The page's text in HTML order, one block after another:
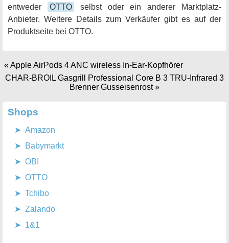
entweder
OTTO
selbst oder ein anderer Marktplatz-
Anbieter. Weitere Details zum Verkäufer gibt es auf der
Produktseite bei OTTO.
« Apple AirPods 4 ANC wireless In-Ear-Kopfhörer
CHAR-BROIL Gasgrill Professional Core B 3 TRU-Infrared 3
Brenner Gusseisenrost»
Shops
Amazon
Babymarkt
OBI
OTTO
Tchibo
Zalando
1&1